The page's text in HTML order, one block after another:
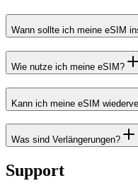
Wann sollte ich meine eSIM
Wie nutze ich meine eSIM?
Kann ich meine eSIM
Was sind Verlängerungen?
Support